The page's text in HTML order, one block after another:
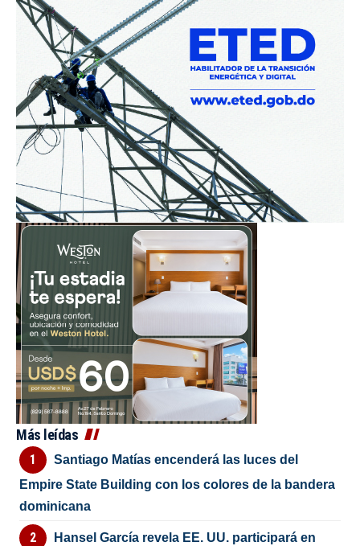
Más leídas
Santiago Matías encenderá las luces del
Empire State Building con los colores de la bandera
dominicana
Hansel García revela EE. UU. participará en